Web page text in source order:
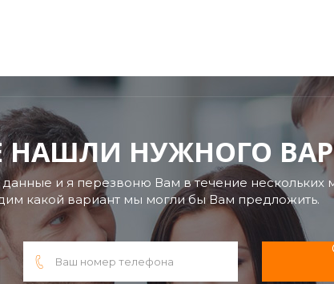
НАШЛИ НУЖНОГО
и я перезвоню Вам в течение нескольких
какой вариант мы могли бы Вам предложить.